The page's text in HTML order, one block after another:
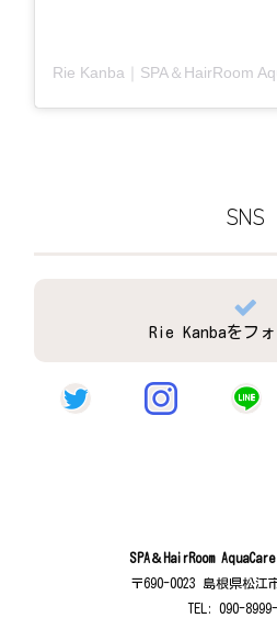
SNS
Rie Kanbaをフ
SPA＆HairRoom
〒690-0023 島根県松江
TEL: 090-